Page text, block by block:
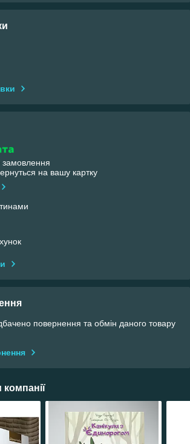
замовлення
на вашу картку
повернення та обмін даного товару
компанії